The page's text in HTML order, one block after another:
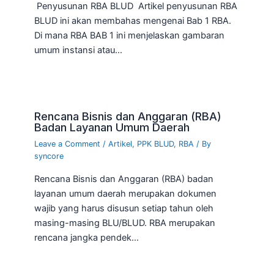
Penyusunan RBA BLUD Artikel penyusunan RBA
BLUD ini akan membahas mengenai Bab 1 RBA.
Di mana RBA BAB 1 ini menjelaskan gambaran
umum instansi atau…
Rencana Bisnis dan Anggaran (RBA)
Badan Layanan Umum Daerah
Leave a Comment /Artikel, PPK BLUD, RBA / By
syncore
Rencana Bisnis dan Anggaran (RBA) badan
layanan umum daerah merupakan dokumen
wajib yang harus disusun setiap tahun oleh
masing-masing BLU/BLUD. RBA merupakan
rencana jangka pendek…